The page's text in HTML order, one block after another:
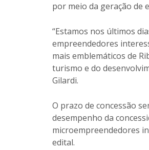
por meio da geração de
“Estamos nos últimos
empreendedores
mais emblemáticos de
turismo e do
Gilardi.
O prazo de concessão
desempenho da
microempreendedores
edital.